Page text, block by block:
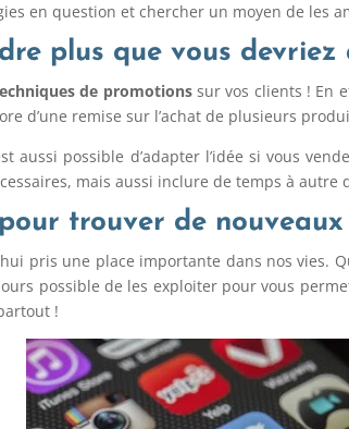
en question et chercher un moyen de les
plus que vous devriez
de promotionssur vos clients ! En
d’une remise sur l’achat de plusieurs
aussi possible d’adapter l’idée si vous
mais aussi inclure de temps à
trouver de
pris une place importante dans nos vies.
possible de les exploiter pour vous
!